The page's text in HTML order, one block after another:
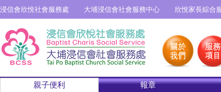
浸信會欣悅社會服務處 大埔浸信會社會服務中心 欣悅家長綜合
親子便利 報章